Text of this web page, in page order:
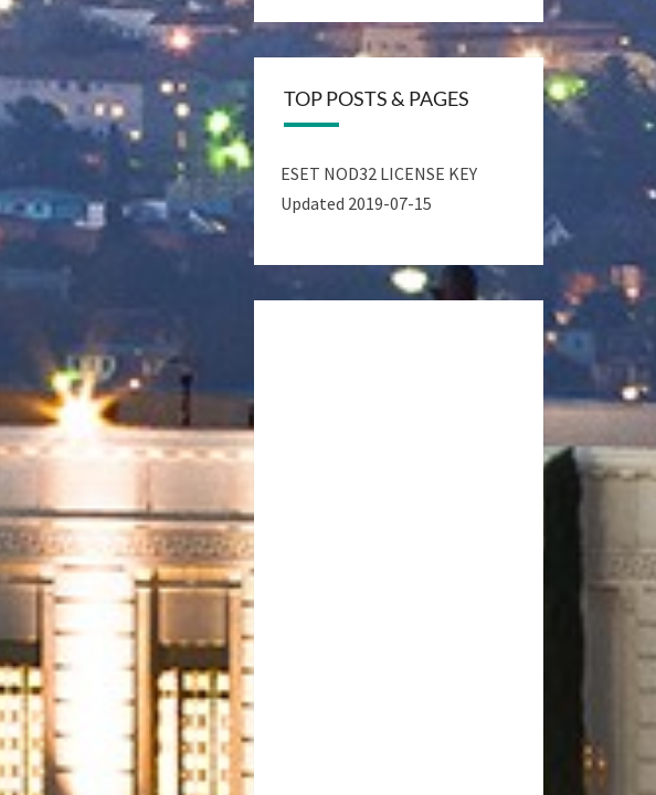
TOP POSTS & PAGES
ESET NOD32 LICENSE KEY
Updated 2019-07-15